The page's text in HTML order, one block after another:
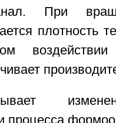
При
плотность
воздействии
процесса